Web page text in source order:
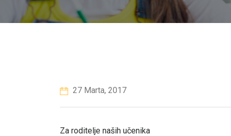
27 Marta, 2017
Za roditelje naših učenika